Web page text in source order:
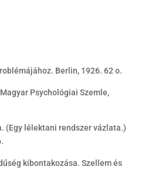
Berlin, 1926. 62 o.
Psychológiai Szemle,
(Egy lélektani rendszer vázlata.)
kibontakozása. Szellem és